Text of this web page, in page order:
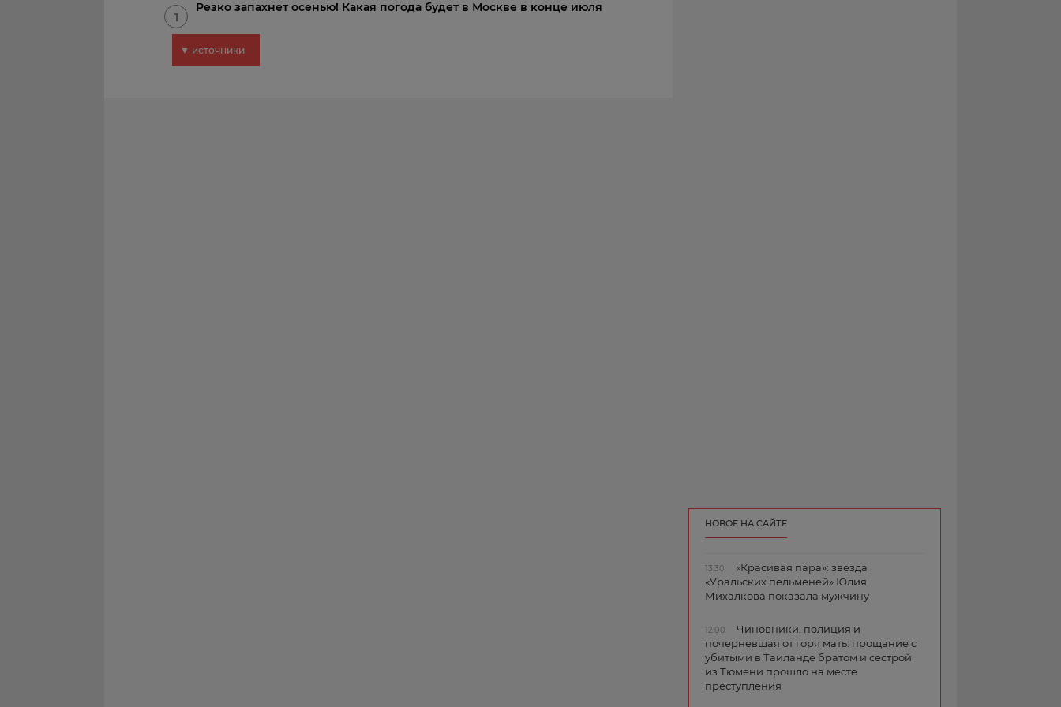
1
Резко запахнет осенью! Какая погода будет в Москве в конце июля
▼ источники
НОВОЕ НА САЙТЕ
13:30
«Красивая пара»: звезда
«Уральских пельменей» Юлия
Михалкова показала мужчину
12:00
Чиновники, полиция и
почерневшая от горя мать: прощание с
убитыми в Таиланде братом и сестрой
из Тюмени прошло на месте
преступления